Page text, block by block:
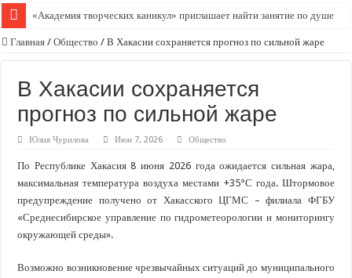
«Академия творческих каникул» приглашает найти занятие по душе
Главная / Общество / В Хакасии сохраняется прогноз по сильной жаре
В Хакасии сохраняется
прогноз по сильной жаре
Юлия Чурилова Июн 7, 2026 Общество
По Республике Хакасия 8 июня 2026 года ожидается сильная жара,
максимальная температура воздуха местами +35°С года. Штормовое
предупреждение получено от Хакасского ЦГМС – филиала ФГБУ
«Среднесибирское управление по гидрометеорологии и мониторингу
окружающей среды».
Возможно возникновение чрезвычайных ситуаций до муниципального